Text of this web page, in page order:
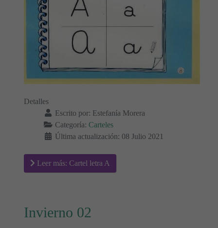
Detalles
Escrito por: Estefanía Morera
Categoría: Carteles
Última actualización: 08 Julio 2021
Leer más: Cartel letra A
Invierno 02